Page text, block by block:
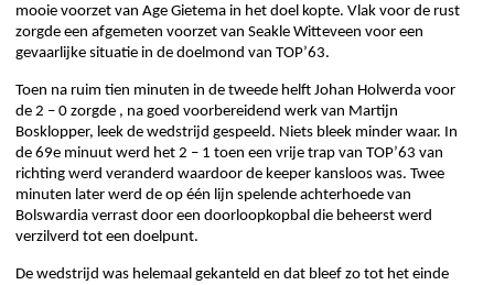
mooie voorzet van Age Gietema in het doel kopte. Vlak voor de rust
zorgde een afgemeten voorzet van Seakle Witteveen voor een
gevaarlijke situatie in de doelmond van TOP’63.
Toen na ruim tien minuten in de tweede helft Johan Holwerda voor
de 2 – 0 zorgde , na goed voorbereidend werk van Martijn
Bosklopper, leek de wedstrijd gespeeld. Niets bleek minder waar. In
de 69e minuut werd het 2 – 1 toen een vrije trap van TOP’63 van
richting werd veranderd waardoor de keeper kansloos was. Twee
minuten later werd de op één lijn spelende achterhoede van
Bolswardia verrast door een doorloopkopbal die beheerst werd
verzilverd tot een doelpunt.
De wedstrijd was helemaal gekanteld en dat bleef zo tot het einde